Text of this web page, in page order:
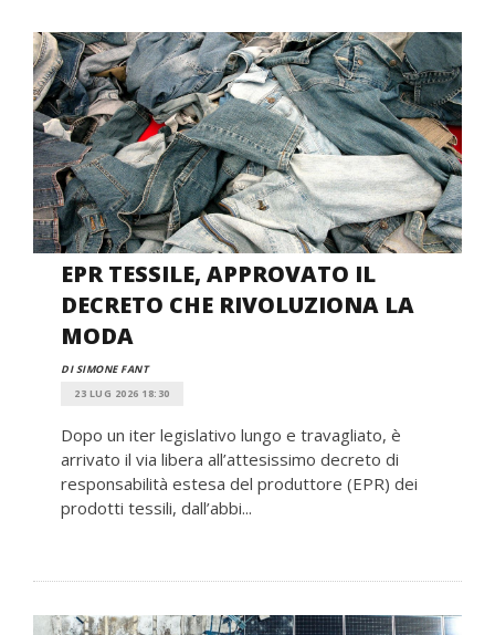
EPR TESSILE, APPROVATO IL
DECRETO CHE RIVOLUZIONA LA
MODA
DI SIMONE FANT
23 LUG 2026 18:30
Dopo un iter legislativo lungo e travagliato, è
arrivato il via libera all’attesissimo decreto di
responsabilità estesa del produttore (EPR) dei
prodotti tessili, dall’abbi...